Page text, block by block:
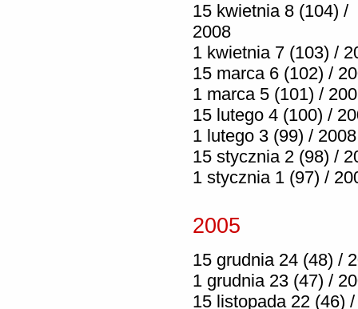
15 kwietnia 8 (104) /
2008
1 kwietnia 7 (103) /
15 marca 6 (102) /
1 marca 5 (101) /
15 lutego 4 (100) /
1 lutego 3 (99) / 2008
15 stycznia 2 (98) /
1 stycznia 1 (97) /
2005
15 grudnia 24 (48) /
1 grudnia 23 (47) /
15 listopada 22 (46) /